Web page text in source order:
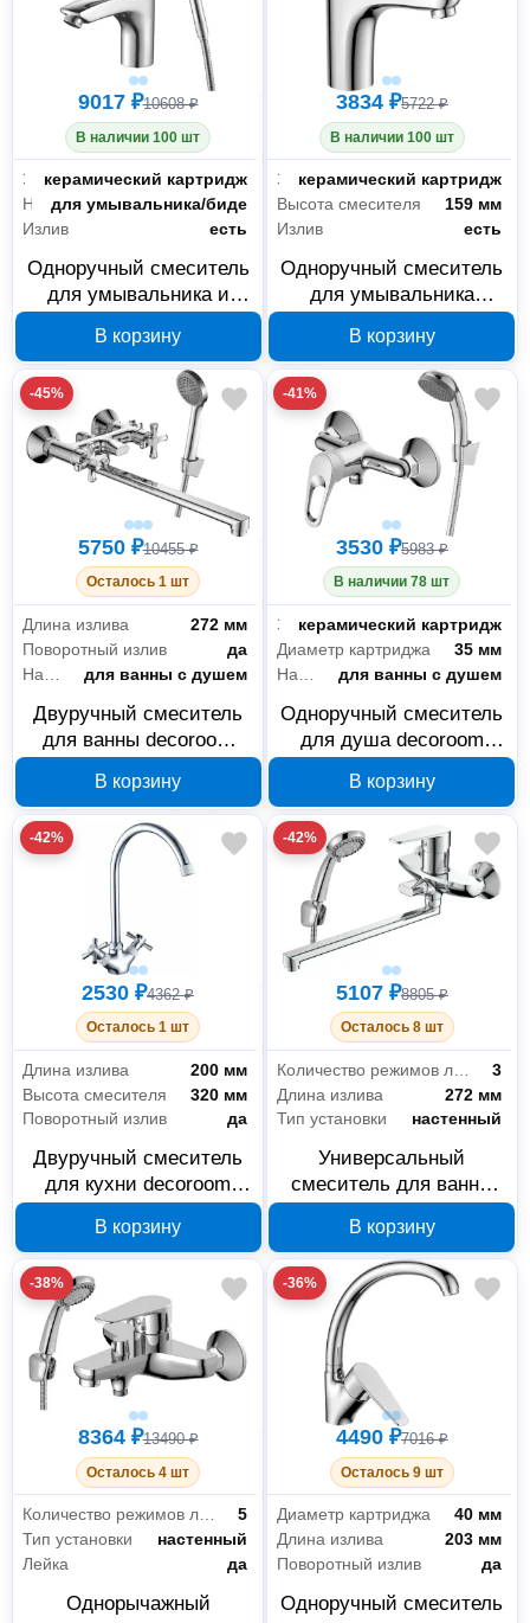
9017 ₽10608 ₽
В наличии 100 шт
Запорный клапанкерамический картридж
для умывальника/биде
Излив
есть
Одноручный смеситель
для умывальника и
DR70015, монолитный
В корзину
3834 ₽5722 ₽
В наличии 100 шт
Запорный клапанкерамический картридж
Высота смесителя
159 мм
Излив
есть
Одноручный смеситель
для умывальника
DR70011, монолитный
В корзину
-45%
5750 ₽10455 ₽
Осталось 1 шт
Длина излива
272 мм
Поворотный излив
да
для ванны с душем
Двуручный смеситель
для ванны decoroom
изливом
В корзину
-41%
3530 ₽5983 ₽
В наличии 78 шт
Запорный клапанкерамический картридж
Диаметр картриджа
35 мм
для ванны с душем
Одноручный смеситель
для душа decoroom
В корзину
-42%
2530 ₽4362 ₽
Осталось 1 шт
Длина излива
200 мм
Высота смесителя
320 мм
Поворотный излив
да
Двуручный смеситель
для кухни decoroom
высоким поворотным
изливом
В корзину
-42%
5107 ₽8805 ₽
Осталось 8 шт
Количество режимов лейки
3
Длина излива
272 мм
Тип установки
настенный
Универсальный
смеситель для ванны
поворотным изливом
В корзину
-38%
8364 ₽13490 ₽
Осталось 4 шт
Количество режимов лейки
5
Тип установки
настенный
Лейка
да
Однорычажный
-36%
4490 ₽7016 ₽
Осталось 9 шт
Диаметр картриджа
40 мм
Длина излива
203 мм
Поворотный излив
да
Одноручный смеситель